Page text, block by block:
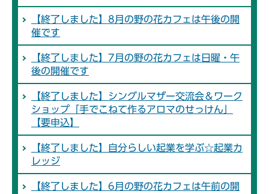
【終了しました】8月の野の花カフェは午後の開
催です
【終了しました】7月の野の花カフェは日曜・午
後の開催です
【終了しました】シングルマザー交流会＆ワーク
ショップ「手でこねて作るアロマのせっけん」
【要申込】
【終了しました】自分らしい起業を学ぶ☆起業カ
レッジ
【終了しました】6月の野の花カフェは午前の開